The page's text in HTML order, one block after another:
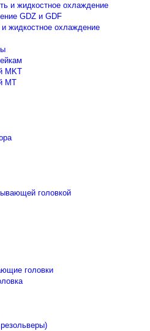
и жидкостное охлаждение
GDZ и GDF
жидкостное охлаждение
MKT
MT
головкой
головки